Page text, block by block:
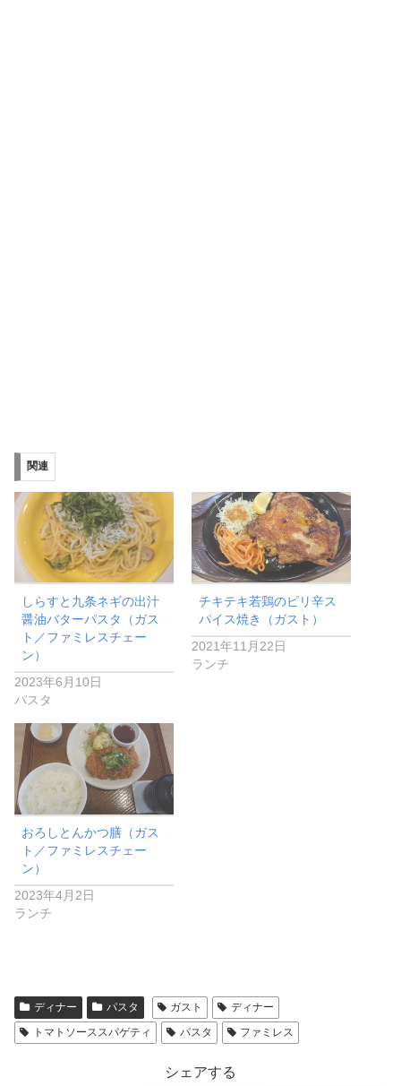
関連
しらすと九条ネギの出汁
醤油バターパスタ（ガス
ト／ファミレスチェー
ン）
2023年6月10日
パスタ
チキテキ若鶏のピリ辛ス
パイス焼き（ガスト）
2021年11月22日
ランチ
おろしとんかつ膳（ガス
ト／ファミレスチェー
ン）
2023年4月2日
ランチ
ディナー パスタ ガスト
ディナー
トマトソーススパゲティ
パスタ ファミレス
シェアする